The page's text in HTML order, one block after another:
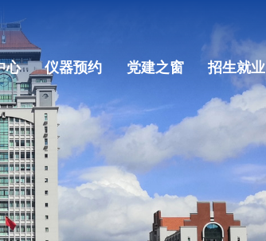
心 仪器预约 党建之窗 招生就业